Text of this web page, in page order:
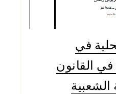
في
في القانون
الشعبية